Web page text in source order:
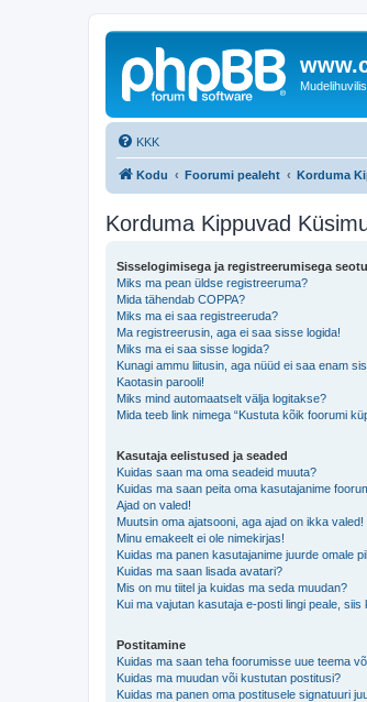
KKK
Kodu Foorumi pealeht Korduma
Korduma Kippuvad
Sisselogimisega ja registreerumisega
Miks ma pean üldse registreeruma?
Mida tähendab COPPA?
Miks ma ei saa registreeruda?
Ma registreerusin, aga ei saa sisse logida!
Miks ma ei saa sisse logida?
Kunagi ammu liitusin, aga nüüd ei saa enam
Kaotasin parooli!
Miks mind automaatselt välja logitakse?
Mida teeb link nimega “Kustuta kõik foorumi
Kasutaja eelistused ja seaded
Kuidas saan ma oma seadeid muuta?
Kuidas ma saan peita oma kasutajanime
Ajad on valed!
Muutsin oma ajatsooni, aga ajad on ikka valed!
Minu emakeelt ei ole nimekirjas!
Kuidas ma panen kasutajanime juurde omale
Kuidas ma saan lisada avatari?
Mis on mu tiitel ja kuidas ma seda muudan?
Kui ma vajutan kasutaja e-posti lingi peale,
Postitamine
Kuidas ma saan teha foorumisse uue teema
Kuidas ma muudan või kustutan postitusi?
Kuidas ma panen oma postitusele signatuuri